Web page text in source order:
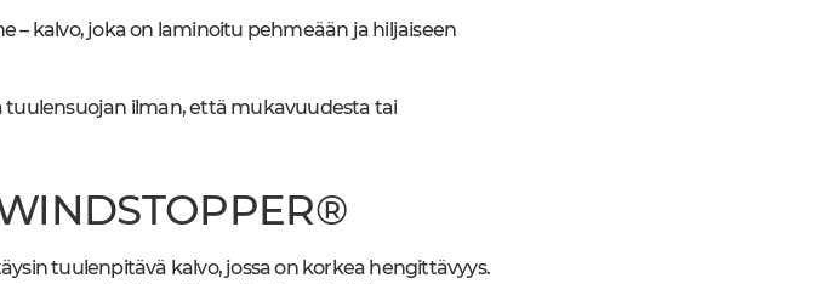
kalvo, joka on laminoitu pehmeään ja hiljaiseen
ilman, että mukavuudesta tai
tuulenpitävä kalvo, jossa on korkea hengittävyys.